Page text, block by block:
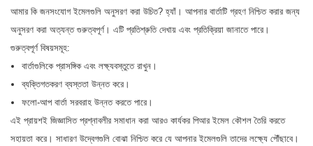
আমার কি জনসংযোগ ইমেলগুলি অনুসরণ করা উচিত? হ্যাঁ। আপনার বার্তাটি গ্রহণ নিশ্চিত করার জন্য
অনুসরণ করা অত্যন্ত গুরুত্বপূর্ণ। এটি প্রতিশ্রুতি দেখায় এবং প্রতিক্রিয়া জানাতে পারে।
গুরুত্বপূর্ণ বিষয়সমূহ:
বার্তাগুলিকে প্রাসঙ্গিক এবং লক্ষ্যবস্তুতে রাখুন।
ব্যক্তিগতকরণ ব্যস্ততা উন্নত করে।
ফলো-আপ বার্তা সরবরাহ উন্নত করতে পারে।
এই প্রায়শই জিজ্ঞাসিত প্রশ্নাবলীর সমাধান করা আরও কার্যকর পিআর ইমেল কৌশল তৈরি করতে
সহায়তা করে। সাধারণ উদ্বেগগুলি বোঝা নিশ্চিত করে যে আপনার ইমেলগুলি তাদের লক্ষ্যে পৌঁছাবে।